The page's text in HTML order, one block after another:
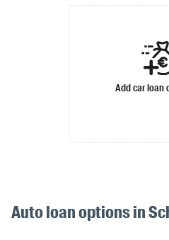
Add car loan
Auto loan options in